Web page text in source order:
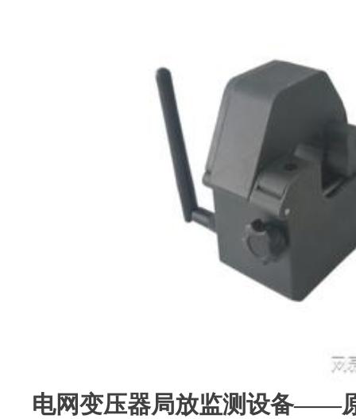
电网变压器局放监测设备——